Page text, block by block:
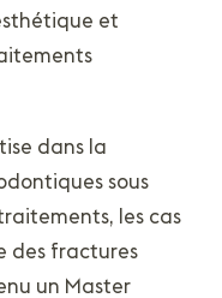
et
dans la
sous
les cas
des fractures
un Master